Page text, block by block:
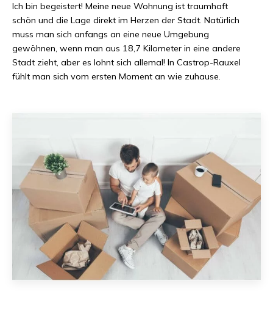
Ich bin begeistert! Meine neue Wohnung ist traumhaft
schön und die Lage direkt im Herzen der Stadt. Natürlich
muss man sich anfangs an eine neue Umgebung
gewöhnen, wenn man aus 18,7 Kilometer in eine andere
Stadt zieht, aber es lohnt sich allemal! In Castrop-Rauxel
fühlt man sich vom ersten Moment an wie zuhause.